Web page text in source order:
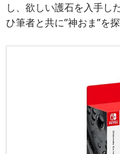
し、欲しい護石を入手し
ひ筆者と共に”神おま”を